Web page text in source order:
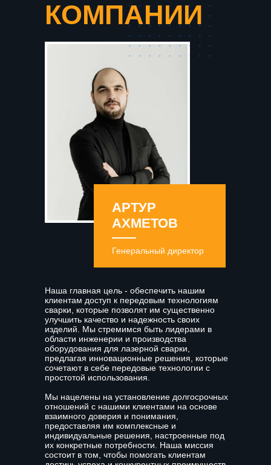
КОМПАНИИ
Наша главная цель - обеспечить нашим
клиентам доступ к передовым технологиям
сварки, которые позволят им существенно
улучшить качество и надежность своих
изделий. Мы стремимся быть лидерами в
области инженерии и производства
оборудования для лазерной сварки,
предлагая инновационные решения, которые
сочетают в себе передовые технологии с
простотой использования.
Мы нацелены на установление долгосрочных
отношений с нашими клиентами на основе
взаимного доверия и понимания,
предоставляя им комплексные и
индивидуальные решения, настроенные под
их конкретные потребности. Наша миссия
состоит в том, чтобы помогать клиентам
Генеральный директор
АРТУР
АХМЕТОВ